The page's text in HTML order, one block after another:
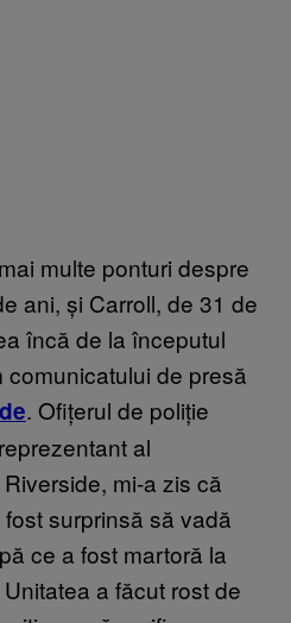
multe ponturi despre
ani, și Carroll, de 31 de
încă de la începutul
comunicatului de presă
. Ofițerul de poliție
al
mi-a zis că
surprinsă să vadă
ce a fost martoră la
a făcut rost de